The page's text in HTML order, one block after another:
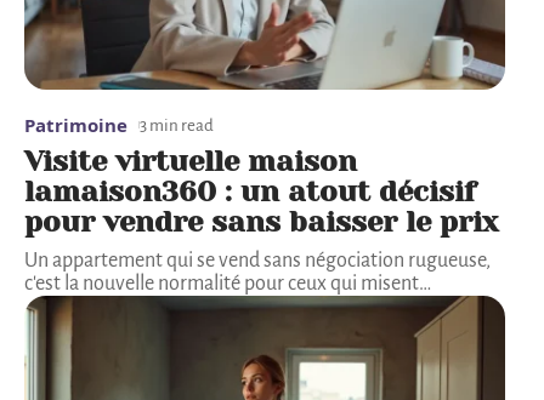
Patrimoine 3 min read
Visite virtuelle maison
lamaison360 : un atout décisif
pour vendre sans baisser le prix
Un appartement qui se vend sans négociation rugueuse,
c'est la nouvelle normalité pour ceux qui misent…